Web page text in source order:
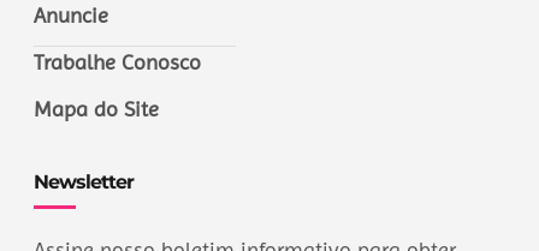
Anuncie
Trabalhe Conosco
Mapa do Site
Newsletter